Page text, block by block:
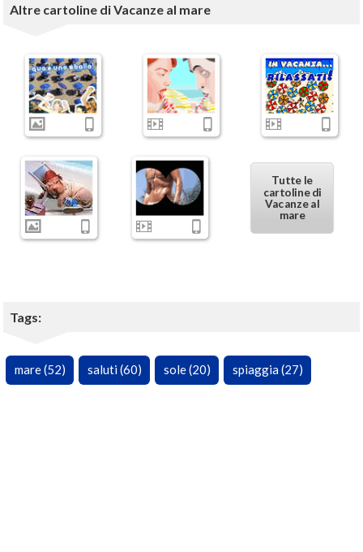
Altre cartoline di Vacanze al mare
Tutte le
cartoline di
Vacanze al
mare
Tags:
mare (52) saluti (60) sole (20) spiaggia (27)